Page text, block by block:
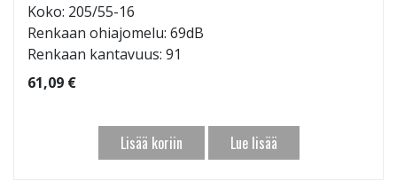
Koko: 205/55-16
Renkaan ohiajomelu: 69dB
Renkaan kantavuus: 91
61,09 €
Lisää koriin Lue lisää